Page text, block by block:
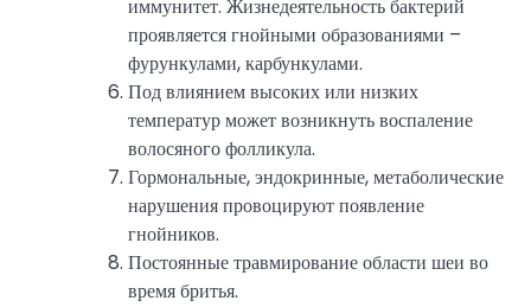
иммунитет. Жизнедеятельность бактерий
проявляется гнойными образованиями –
фурункулами, карбункулами.
Под влиянием высоких или низких
температур может возникнуть воспаление
волосяного фолликула.
Гормональные, эндокринные, метаболические
нарушения провоцируют появление
гнойников.
Постоянные травмирование области шеи во
время бритья.